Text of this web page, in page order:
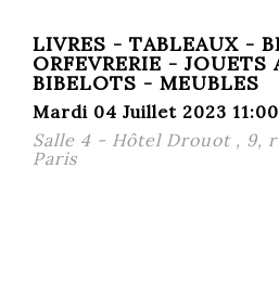
LIVRES - TABLEAUX -
ORFEVRERIE - JOUETS
BIBELOTS - MEUBLES
Mardi 04 Juillet 2023 11:00
Salle 4 - Hôtel Drouot , 9,
Paris